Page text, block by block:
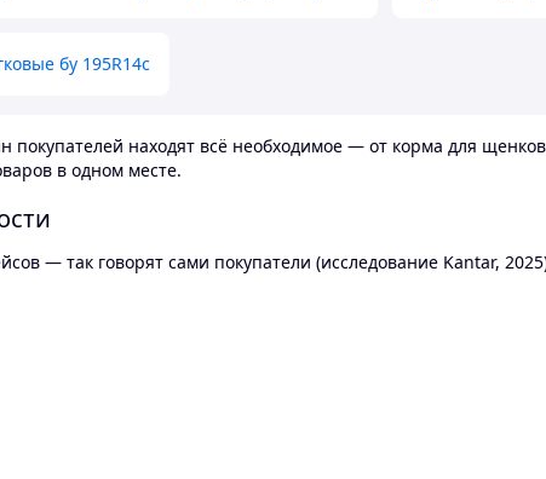
бу 195R14c
находят всё необходимое — от корма для
в одном месте.
— так говорят сами покупатели (исследование Kantar,